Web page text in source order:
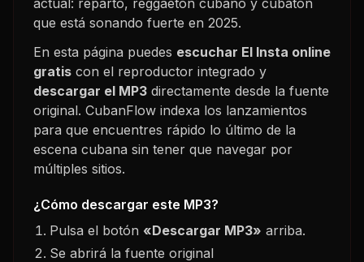
que está sonando fuerte en 2025.
En esta página puedes escuchar El Insta online
gratis con el reproductor integrado y
descargar el MP3 directamente desde la fuente
original. CubanFlow indexa los lanzamientos
para que encuentres rápido lo último de la
escena cubana sin tener que navegar por
múltiples sitios.
¿Cómo descargar este MP3?
Pulsa el botón «Descargar MP3» arriba.
Se abrirá la fuente original